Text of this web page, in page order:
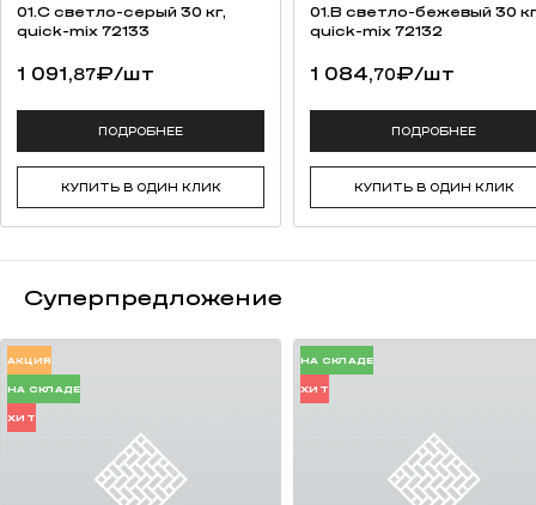
высокая прочность на изгиб;
качественная упаковка (термоусадочная пленка, каждый ряд
потертостей).
заказ (от 50 000 штук);
сохранение традиций русских мастеров.
01.C светло-серый 30 кг,
quick-mix 72133
1 091,87₽/шт
ПОДРОБНЕЕ
КУПИТЬ В ОДИН КЛИК
01.B светло-бежевый 30
quick-mix 72132
1 084,70₽/шт
ПОДРОБНЕЕ
КУПИТЬ В ОДИН КЛИК
Суперпредложение
АКЦИЯ
НА СКЛАДЕ
ХИТ
НА СКЛАДЕ
ХИТ